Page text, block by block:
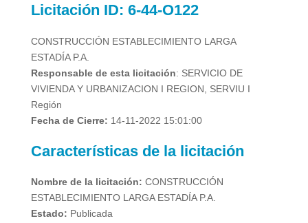
Licitación ID: 6-44-O122
CONSTRUCCIÓN ESTABLECIMIENTO LARGA
ESTADÍA P.A.
Responsable de esta licitación: SERVICIO DE
VIVIENDA Y URBANIZACION I REGION, SERVIU I
Región
Fecha de Cierre: 14-11-2022 15:01:00
Características de la licitación
Nombre de la licitación: CONSTRUCCIÓN
ESTABLECIMIENTO LARGA ESTADÍA P.A.
Estado: Publicada